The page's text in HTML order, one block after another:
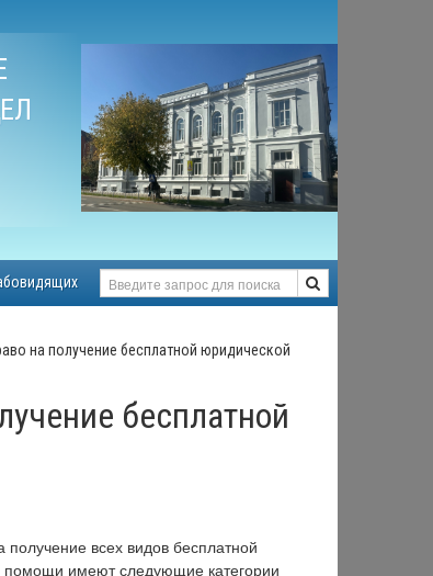
на получение бесплатной юридической
бесплатной
всех видов бесплатной
помощи имеют следующие категории